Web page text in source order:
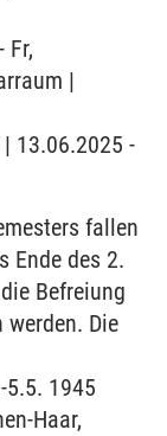
Fr,
|
13.06.2025 -
fallen
Ende des 2.
Befreiung
Die
1945
Haar,